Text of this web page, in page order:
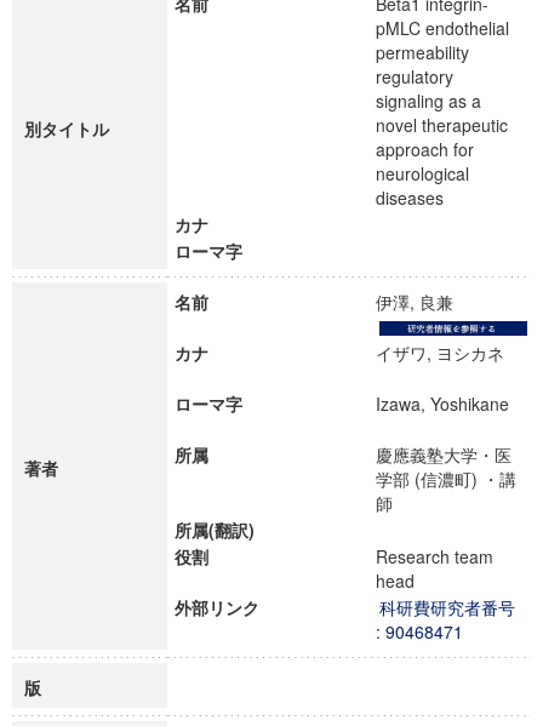
別タイトル
pMLC endothelial
permeability
regulatory
signaling as a
novel therapeutic
approach for
neurological
diseases
カナ
ローマ字
著者
名前 伊澤, 良兼
カナ イザワ, ヨシカネ
ローマ字 Izawa, Yoshikane
所属
慶應義塾大学・医
学部 (信濃町) ・講
師
所属(翻訳)
役割
Research team
head
外部リンク
科研費研究者番号
: 90468471
版